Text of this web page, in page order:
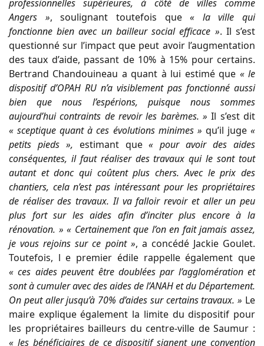
professionnelles supérieures, à côté de villes comme
Angers », soulignant toutefois que« la ville qui
fonctionne bien avec un bailleur social efficace ». Il s’est
questionné sur l’impact que peut avoir l’augmentation
des taux d’aide, passant de 10% à 15% pour certains.
Bertrand Chandouineau a quant à lui estimé que « le
dispositif d’OPAH RU n’a visiblement pas fonctionné aussi
bien que nous l’espérions, puisque nous sommes
aujourd’hui contraints de revoir les barèmes. »Il s’est dit
« sceptique quant à ces évolutions minimes » qu’il juge«
petits pieds », estimant que« pour avoir des aides
conséquentes, il faut réaliser des travaux qui le sont tout
autant et donc qui coûtent plus chers. Avec le prix des
chantiers, cela n’est pas intéressant pour les propriétaires
de réaliser des travaux. Il va falloir revoir et aller un peu
plus fort sur les aides afin d’inciter plus encore à la
rénovation. » « Certainement que l’on en fait jamais assez,
je vous rejoins sur ce point », a concédé Jackie Goulet.
Toutefois, l e premier édile rappelle également que
« ces aides peuvent être doublées par l’agglomération et
sont à cumuler avec des aides de l’ANAH et du Département.
On peut aller jusqu’à 70% d’aides sur certains travaux. » Le
maire explique également la limite du dispositif pour
les propriétaires bailleurs du centre-ville de Saumur :
« les bénéficiaires de ce dispositif signent une convention